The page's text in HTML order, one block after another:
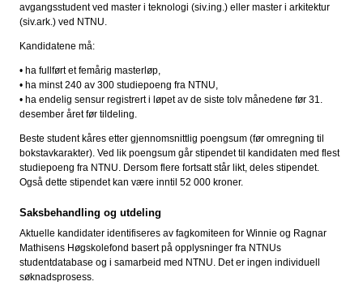
avgangsstudent ved master i teknologi (siv.ing.) eller master i arkitektur
(siv.ark.) ved NTNU.
Kandidatene må:
• ha fullført et femårig masterløp,
• ha minst 240 av 300 studiepoeng fra NTNU,
• ha endelig sensur registrert i løpet av de siste tolv månedene før 31.
desember året før tildeling.
Beste student kåres etter gjennomsnittlig poengsum (før omregning til
bokstavkarakter). Ved lik poengsum går stipendet til kandidaten med flest
studiepoeng fra NTNU. Dersom flere fortsatt står likt, deles stipendet.
Også dette stipendet kan være inntil 52 000 kroner.
Saksbehandling og utdeling
Aktuelle kandidater identifiseres av fagkomiteen for Winnie og Ragnar
Mathisens Høgskolefond basert på opplysninger fra NTNUs
studentdatabase og i samarbeid med NTNU. Det er ingen individuell
søknadsprosess.